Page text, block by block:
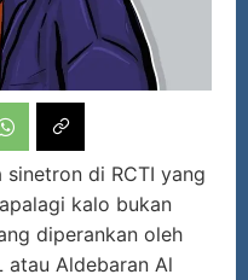
di RCTI yang
kalo bukan
diperankan oleh
atau Aldebaran Al